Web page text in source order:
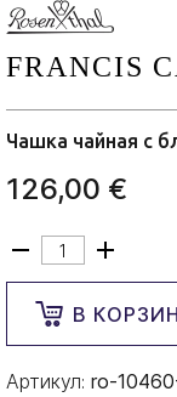
FRANCIS
Чашка чайная с
126,00 €
В
Артикул: ro-